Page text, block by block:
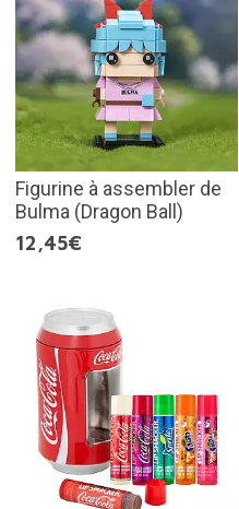
Figurine à assembler de
Bulma (Dragon Ball)
12,45€